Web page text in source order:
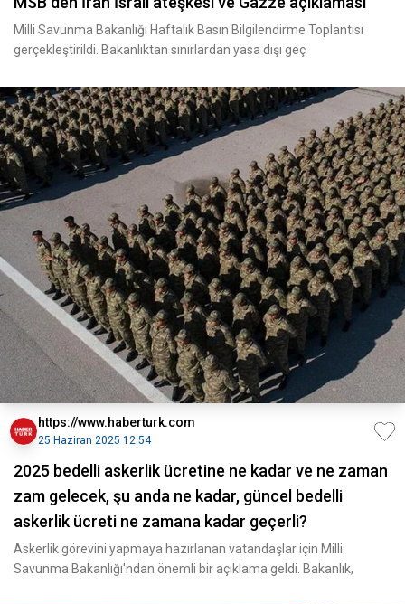
Milli Savunma Bakanlığı Haftalık Basın Bilgilendirme Toplantısı
gerçekleştirildi. Bakanlıktan sınırlardan yasa dışı geç
https://www.haberturk.com
25 Haziran 2025 12:54
2025 bedelli askerlik ücretine ne kadar ve ne zaman
zam gelecek, şu anda ne kadar, güncel bedelli
askerlik ücreti ne zamana kadar geçerli?
Askerlik görevini yapmaya hazırlanan vatandaşlar için Milli
Savunma Bakanlığı'ndan önemli bir açıklama geldi. Bakanlık,